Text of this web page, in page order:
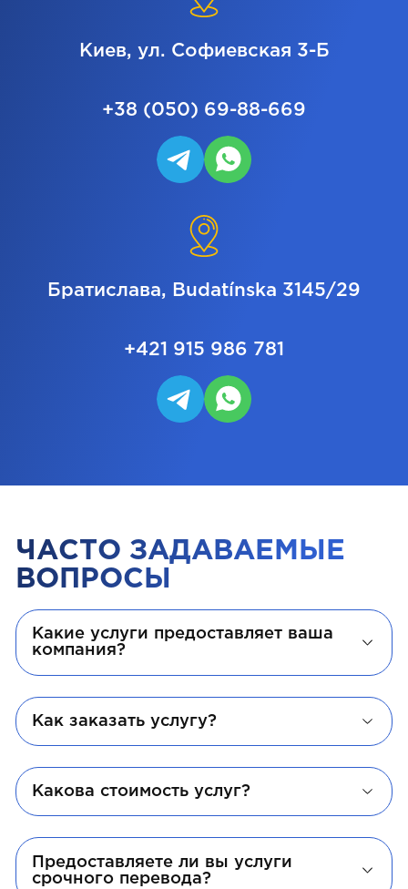
Киев, ул. Софиевская 3-Б
+38 (050) 69-88-669
Братислава, Budatínska 3145/29
+421 915 986 781
ЧАСТО ЗАДАВАЕМЫЕ
ВОПРОСЫ
Какие услуги предоставляет ваша
компания?
Как заказать услугу?
Какова стоимость услуг?
Предоставляете ли вы услуги
срочного перевода?